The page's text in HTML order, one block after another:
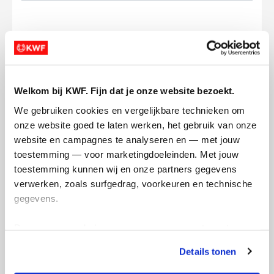
Welkom bij KWF. Fijn dat je onze website bezoekt.
We gebruiken cookies en vergelijkbare technieken om
onze website goed te laten werken, het gebruik van onze
website en campagnes te analyseren en — met jouw
toestemming — voor marketingdoeleinden. Met jouw
toestemming kunnen wij en onze partners gegevens
verwerken, zoals surfgedrag, voorkeuren en technische
gegevens.
tonen. Je kunt je toestemming op elk moment wijzigen of
intrekken via Cookie instellingen onderaan de pagina. De
Details tonen
en betaal €0.75 extra.
Doneer nu
Opgehaald
€0
Streefbedrag